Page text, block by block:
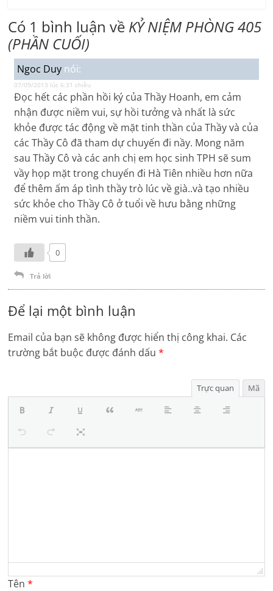
Có 1 bình luận về KỶ NIỆM PHÒNG 405
(PHẦN CUỐI)
Ngoc Duy nói:
07/09/2013 lúc 6:31 chiều
Đọc hết các phần hồi ký của Thầy Hoanh, em cảm
nhận được niềm vui, sự hồi tưởng và nhất là sức
khỏe được tác động về mặt tinh thần của Thầy và của
các Thầy Cô đã tham dự chuyến đi nầy. Mong năm
sau Thầy Cô và các anh chị em học sinh TPH sẽ sum
vầy họp mặt trong chuyến đi Hà Tiên nhiều hơn nữa
để thêm ấm áp tình thầy trò lúc về già..và tạo nhiều
sức khỏe cho Thầy Cô ở tuổi về hưu bằng những
niềm vui tinh thần.
0
Trả lời
Để lại một bình luận
Email của bạn sẽ không được hiển thị công khai. Các
trường bắt buộc được đánh dấu*
Trực quan Mã
Tên*